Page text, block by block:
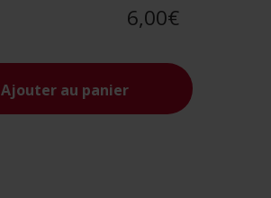
6,00€
Ajouter au panier